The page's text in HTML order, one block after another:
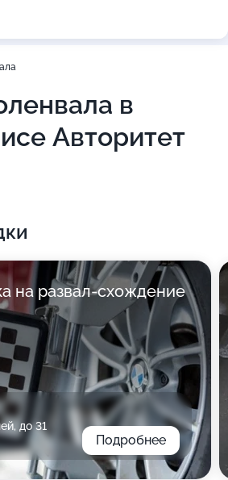
в
Авторитет
на развал-схождение
до 31
Подробнее